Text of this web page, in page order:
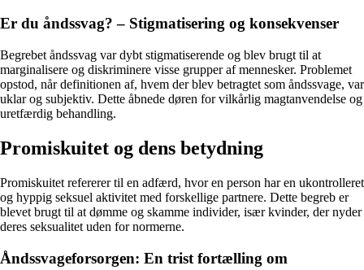
Er du åndssvag? – Stigmatisering og konsekvenser
Begrebet åndssvag var dybt stigmatiserende og blev brugt til at
marginalisere og diskriminere visse grupper af mennesker. Problemet
opstod, når definitionen af, hvem der blev betragtet som åndssvage, var
uklar og subjektiv. Dette åbnede døren for vilkårlig magtanvendelse og
uretfærdig behandling.
Promiskuitet og dens betydning
Promiskuitet refererer til en adfærd, hvor en person har en ukontrolleret
og hyppig seksuel aktivitet med forskellige partnere. Dette begreb er
blevet brugt til at dømme og skamme individer, især kvinder, der nyder
deres seksualitet uden for normerne.
Åndssvageforsorgen: En trist fortælling om